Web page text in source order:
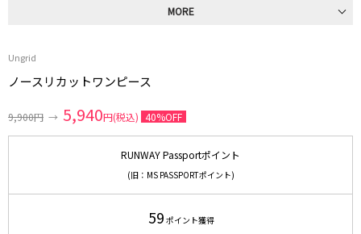
MORE
Ungrid
ノースリカットワンピース
9,900円 → 5,940円(税込) 40%OFF
RUNWAY Passportポイント
(旧：MS PASSPORTポイント)
59 ポイント獲得